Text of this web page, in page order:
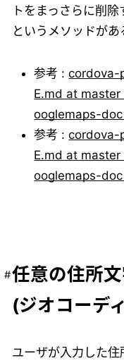
トをまっさらに削除
というメソッドがあ
参考 :cordova-
E.md at
ooglemaps-doc
参考 :cordova-
E.md at
ooglemaps-doc
任意の住所
(ジオコーデ
ユーザが入力した